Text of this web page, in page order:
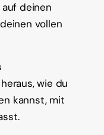
auf
deinen
heraus, wie
kannst,